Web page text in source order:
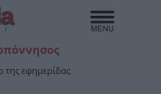
της εφημερίδας